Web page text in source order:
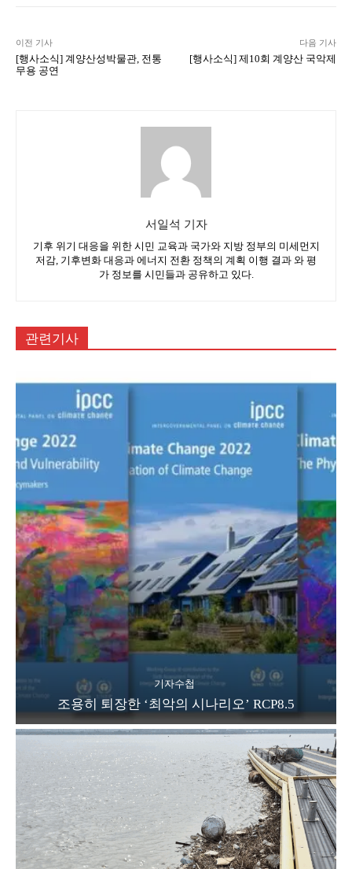
이전 기사
[행사소식] 계양산성박물관, 전통
무용 공연
다음 기사
[행사소식] 제10회 계양산 국악제
서일석 기자
기후 위기 대응을 위한 시민 교육과 국가와 지방 정부의 미세먼지
저감, 기후변화 대응과 에너지 전환 정책의 계획 이행 결과 와 평
가 정보를 시민들과 공유하고 있다.
관련기사
기자수첩
조용히 퇴장한 ‘최악의 시나리오’ RCP8.5